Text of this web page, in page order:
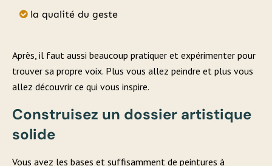
la qualité du geste
Après, il faut aussi beaucoup pratiquer et expérimenter pour
trouver sa propre voix. Plus vous allez peindre et plus vous
allez découvrir ce qui vous inspire.
Construisez un dossier artistique
solide
Vous avez les bases et suffisamment de peintures à